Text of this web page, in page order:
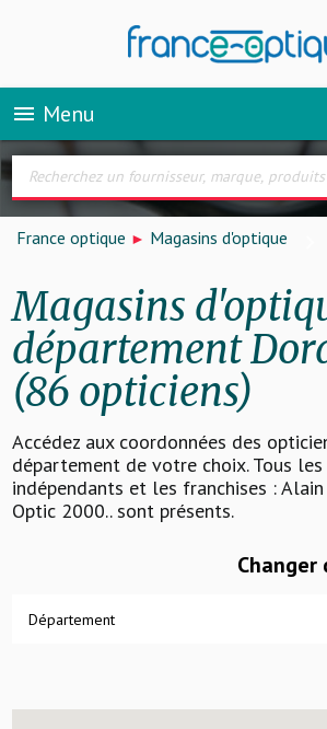
menu Menu
France optique Magasins d'optique
Magasins
département
(86 opticiens)
Accédez aux coordonnées des
département de votre choix. Tous
indépendants et les franchises :
Optic 2000.. sont présents.
Département